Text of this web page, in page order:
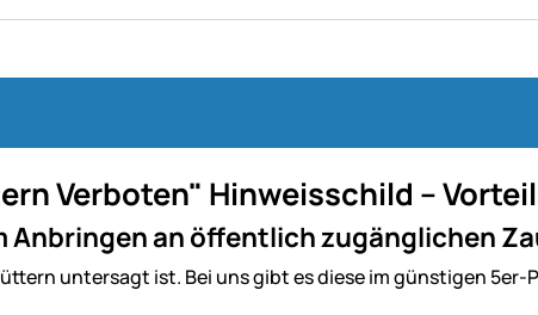
Verboten" Hinweisschild –
Anbringen an öffentlich zugänglichen
untersagt ist. Bei uns gibt es diese im günstigen 5er-